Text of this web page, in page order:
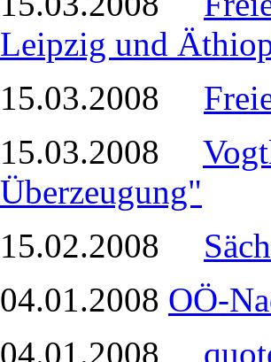
Leipzig und
15.03.2008
15.03.2008
Überzeugung"
15.02.2008
04.01.2008 OÖ-
04.01.2008